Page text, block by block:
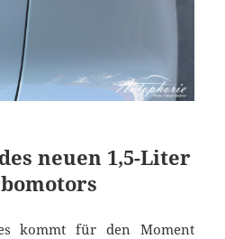
neuen 1,5-Liter
kommt für den Moment